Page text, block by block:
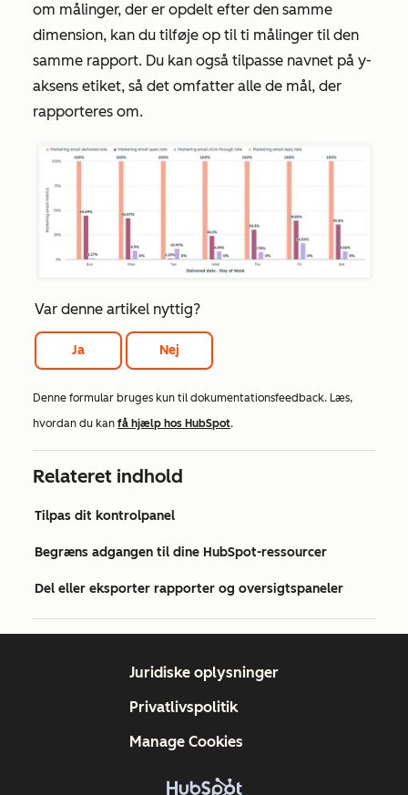
om målinger, der er opdelt efter den samme
dimension, kan du tilføje op til ti målinger til den
samme rapport. Du kan også tilpasse navnet på y-
aksens etiket, så det omfatter alle de mål, der
rapporteres om.
Var denne artikel nyttig?
Ja Nej
Denne formular bruges kun til dokumentationsfeedback. Læs,
hvordan du kan få hjælp hos HubSpot.
Relateret indhold
Tilpas dit kontrolpanel
Begræns adgangen til dine HubSpot-ressourcer
Del eller eksporter rapporter og oversigtspaneler
Juridiske oplysninger
Privatlivspolitik
Manage Cookies